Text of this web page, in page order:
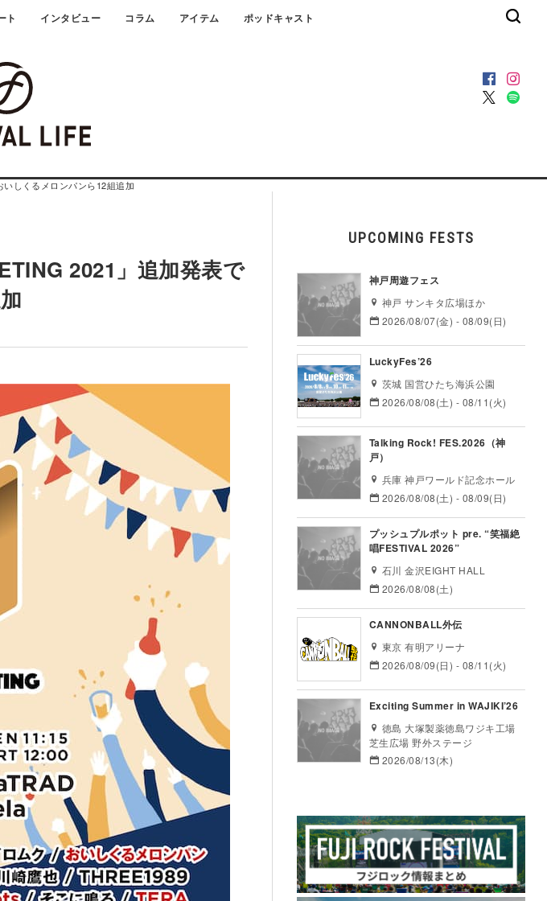
ト インタビュー コラム アイテム ポッドキャスト
しくるメロンパンら12組追加
2021」追加発表で
UPCOMING FESTS
神戸周遊フェス
神戸 サンキタ広場ほか
2026/08/07(金) - 08/09(日)
LuckyFes’26
茨城 国営ひたち海浜公園
2026/08/08(土) - 08/11(火)
Talking Rock! FES.2026（神
戸）
兵庫 神戸ワールド記念ホール
2026/08/08(土) - 08/09(日)
プッシュプルポット pre. “笑福絶
唱FESTIVAL 2026”
石川 金沢EIGHT HALL
2026/08/08(土)
CANNONBALL外伝
東京 有明アリーナ
2026/08/09(日) - 08/11(火)
Exciting Summer in WAJIKI’26
徳島 大塚製薬徳島ワジキ工場
芝生広場 野外ステージ
2026/08/13(木)